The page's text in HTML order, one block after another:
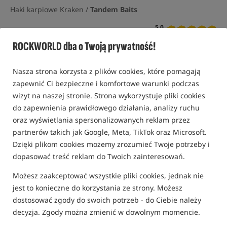
ROCKWORLD dba o Twoją prywatność!
Nasza strona korzysta z plików cookies, które pomagają
zapewnić Ci bezpieczne i komfortowe warunki podczas
wizyt na naszej stronie. Strona wykorzystuje pliki cookies
do zapewnienia prawidłowego działania, analizy ruchu
oraz wyświetlania spersonalizowanych reklam przez
partnerów takich jak Google, Meta, TikTok oraz Microsoft.
Dzięki plikom cookies możemy zrozumieć Twoje potrzeby i
dopasować treść reklam do Twoich zainteresowań.
Możesz zaakceptować wszystkie pliki cookies, jednak nie
jest to konieczne do korzystania ze strony. Możesz
dostosować zgody do swoich potrzeb - do Ciebie należy
decyzja. Zgody można zmienić w dowolnym momencie.
Haki karpiowe Kraken / Tandem Baits
5,0